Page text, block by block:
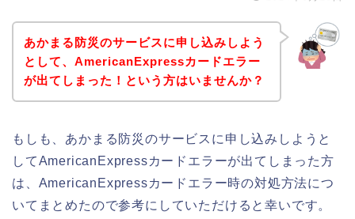
あかまる防災のサービスに申し込みしよう
として、AmericanExpressカードエラー
が出てしまった！という方はいませんか？
もしも、あかまる防災のサービスに申し込みしようと
してAmericanExpressカードエラーが出てしまった方
は、AmericanExpressカードエラー時の対処方法につ
いてまとめたので参考にしていただけると幸いです。